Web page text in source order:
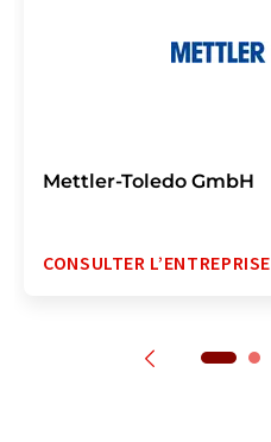
Mettler-Toledo GmbH
CONSULTER L’ENTREPRISE